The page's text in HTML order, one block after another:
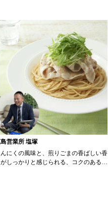
営業所 塩塚
にくの風味と、煎りごまの香ばしい香
がしっかりと感じられる、コクのある胡